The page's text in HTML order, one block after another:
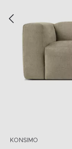
KONSIMO